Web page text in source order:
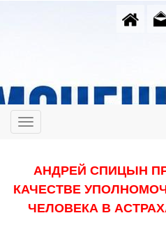
АНДРЕЙ СПИЦЫН
КАЧЕСТВЕ
ЧЕЛОВЕКА В